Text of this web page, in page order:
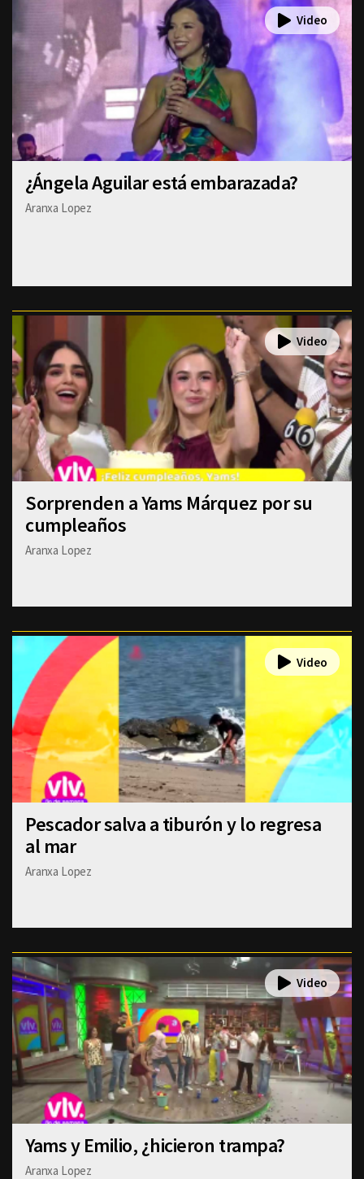
¿Ángela Aguilar está embarazada?
Aranxa Lopez
Sorprenden a Yams Márquez por su
cumpleaños
Aranxa Lopez
Pescador salva a tiburón y lo regresa
al mar
Aranxa Lopez
Yams y Emilio, ¿hicieron trampa?
Aranxa Lopez